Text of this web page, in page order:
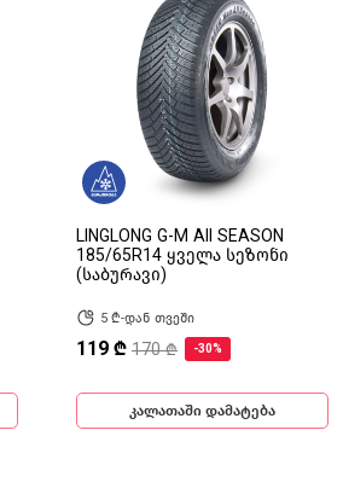
LINGLONG G-M All SEASON
185/65R14 ყველა სეზონი
(საბურავი)
5 ₾-დან თვეში
119 ₾ 170 ₾ -30%
კალათაში დამატება